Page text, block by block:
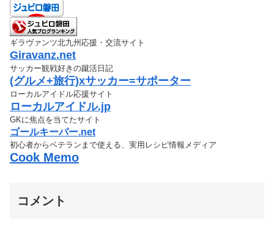
ギラヴァンツ北九州応援・交流サイト
Giravanz.net
サッカー観戦好きの蹴活日記
(グルメ+旅行)xサッカー=サポーター
ローカルアイドル応援サイト
ローカルアイドル.jp
GKに焦点を当てたサイト
ゴールキーパー.net
初心者からベテランまで使える、実用レシピ情報メディア
Cook Memo
コメント